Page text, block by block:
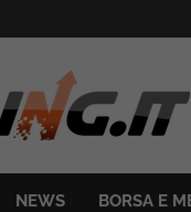
NEWS BORSA E